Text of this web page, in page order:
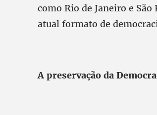
como Rio de Janeiro e
atual formato de
A preservação da